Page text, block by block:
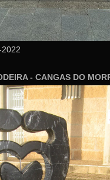
- CANGAS DO